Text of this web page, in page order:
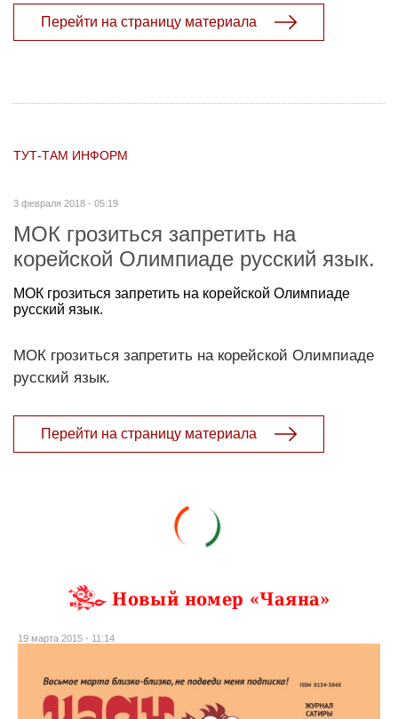
Перейти на страницу материала
ТУТ-ТАМ ИНФОРМ
3 февраля 2018 - 05:19
МОК грозиться запретить на
корейской Олимпиаде русский язык.
МОК грозиться запретить на корейской Олимпиаде
русский язык.
МОК грозиться запретить на корейской Олимпиаде
русский язык.
Перейти на страницу материала
Новый номер «Чаяна»
19 марта 2015 - 11:14